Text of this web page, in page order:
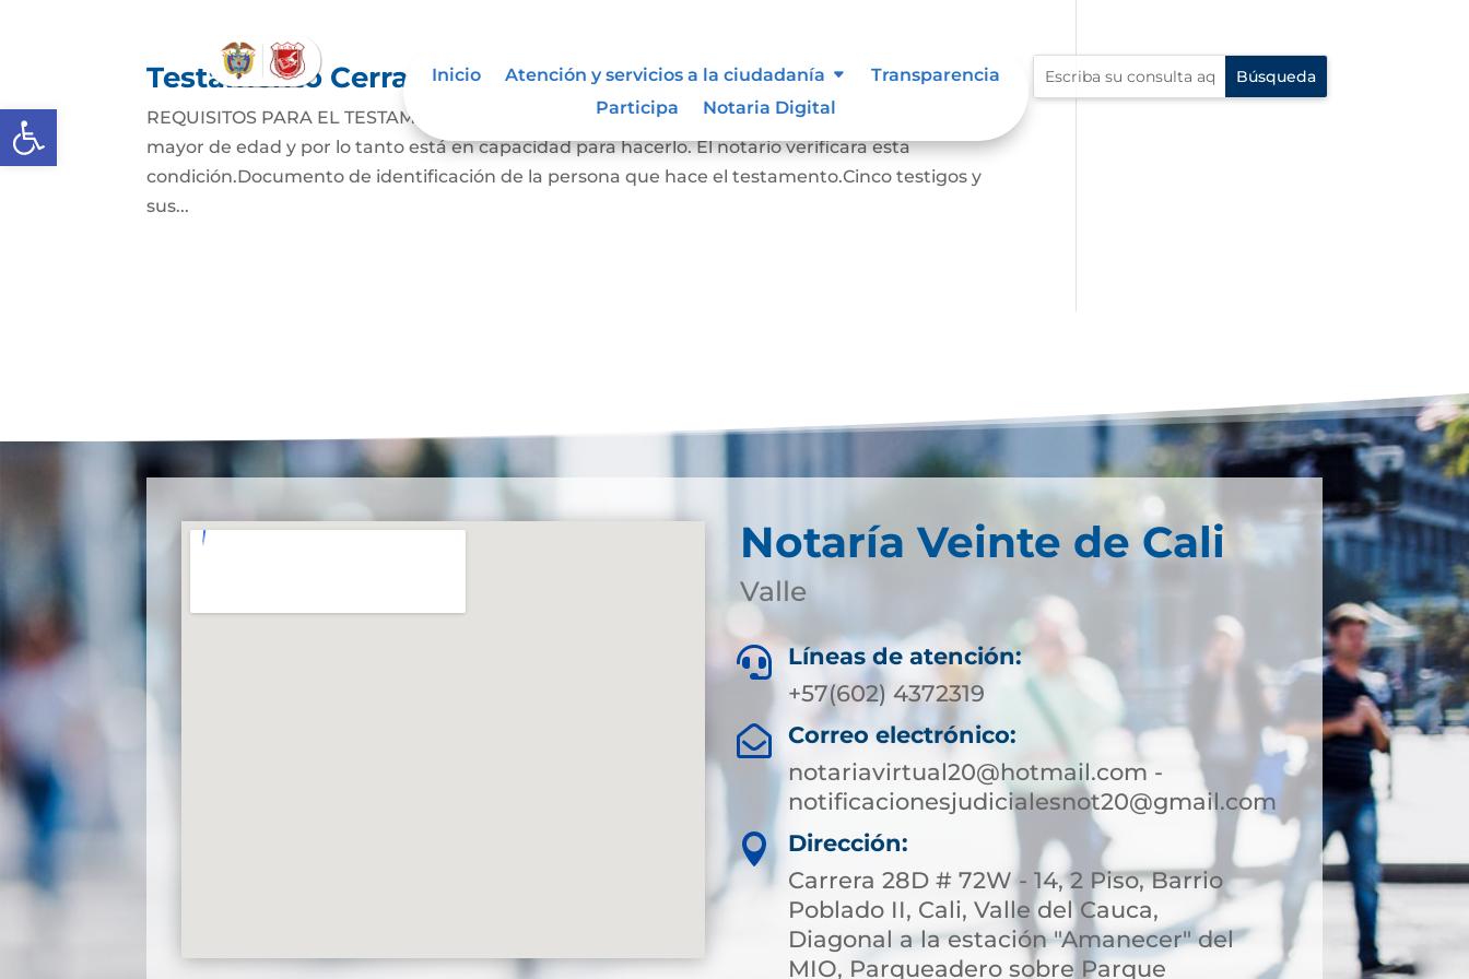
Abrir barra de herramientas
Inicio Atención y servicios a la ciudadanía
Transparencia
Participa
Notaria Digital
Testamento Cerrado
REQUISITOS PARA EL TESTAMENTO CERRADO: La persona que hace este testamento debe ser
mayor de edad y por lo tanto está en capacidad para hacerlo. El notario verificara esta
condición.Documento de identificación de la persona que hace el testamento.Cinco testigos y
sus...
Notaría Veinte de Cali
Valle

Líneas de atención:
+57(602) 4372319

Correo electrónico:
notariavirtual20@hotmail.com -
notificacionesjudicialesnot20@gmail.com

Dirección:
Carrera 28D # 72W - 14, 2 Piso, Barrio
Poblado II, Cali, Valle del Cauca,
Diagonal a la estación "Amanecer" del
MIO, Parqueadero sobre Parque